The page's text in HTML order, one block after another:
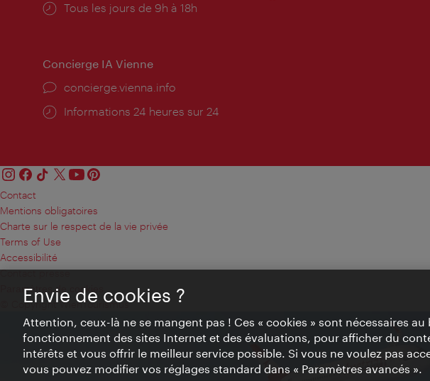
Horaires
Tous les jours de 9h à 18h
Concierge IA Vienne
Ort:
concierge.vienna.info
Öffnungszeiten:
Informations 24 heures sur 24
Contact
Mentions obligatoires
Charte sur le respect de la vie privée
Terms of Use
Accessibilité
Contact presse
Paramètres de cookies
© Copyright WienTourismus
Envie de cookies ?
Attention, ceux-là ne se mangent pas ! Ces « cookies » sont nécessaires au
fonctionnement des sites Internet et des évaluations, pour afficher du
intérêts et vous offrir le meilleur service possible. Si vous ne voulez pas
vous pouvez modifier vos réglages standard dans « Paramètres avancés ».